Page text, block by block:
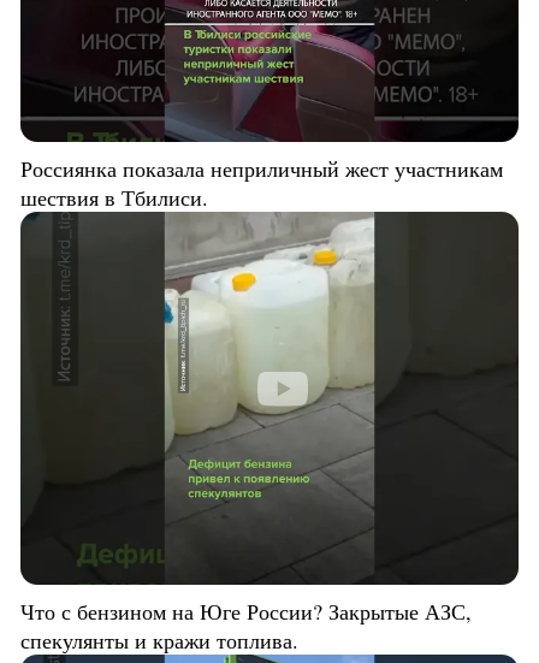
Россиянка показала неприличный жест участникам
шествия в Тбилиси.
Что с бензином на Юге России? Закрытые АЗС,
спекулянты и кражи топлива.